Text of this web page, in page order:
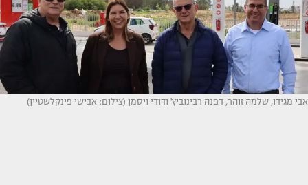
אבי מגידו, שלמה זוהר, דפנה רבינוביץ' ודודי ויסמן (צילום: אבישי פינקלשטיין)